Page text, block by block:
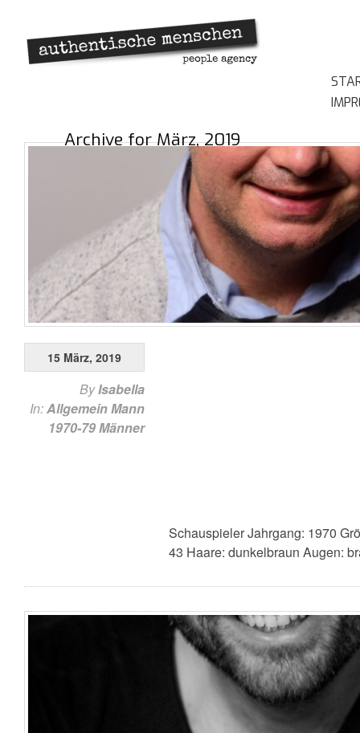
Archive for März, 2019
Schauspieler Jahrgang: 1970
43 Haare: dunkelbraun Augen:
15 März, 2019
ByIsabella
In:AllgemeinMann
1970-79Männer